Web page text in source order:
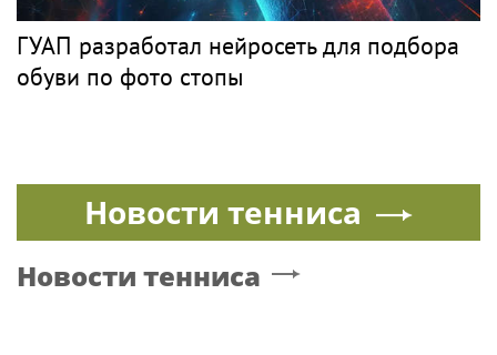
ГУАП разработал нейросеть для подбора
обуви по фото стопы
Новости тенниса
Новости тенниса